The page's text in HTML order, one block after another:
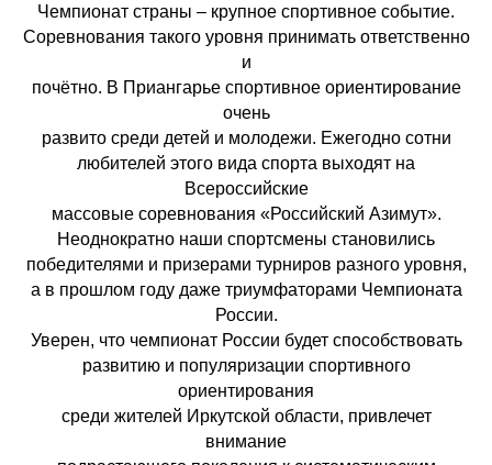
Чемпионат страны – крупное спортивное событие.
Соревнования такого уровня принимать ответственно
и
почётно. В Приангарье спортивное ориентирование
очень
развито среди детей и молодежи. Ежегодно сотни
любителей этого вида спорта выходят на
Всероссийские
массовые соревнования «Российский Азимут».
Неоднократно наши спортсмены становились
победителями и призерами турниров разного уровня,
а в прошлом году даже триумфаторами Чемпионата
России.
Уверен, что чемпионат России будет способствовать
развитию и популяризации спортивного
ориентирования
среди жителей Иркутской области, привлечет
внимание